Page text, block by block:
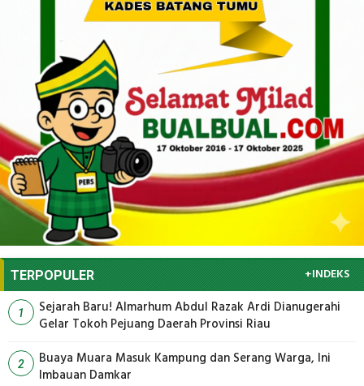
TERPOPULER +INDEKS
1
Sejarah Baru! Almarhum Abdul Razak Ardi Dianugerahi
Gelar Tokoh Pejuang Daerah Provinsi Riau
2
Buaya Muara Masuk Kampung dan Serang Warga, Ini
Imbauan Damkar